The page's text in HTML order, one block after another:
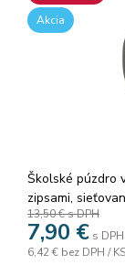
Akcia
Školské púzdro
zipsami,
pútkami po
volné uloženie
pre školákov na
13,50 €s DPH
7,90 € s
6,42 € bez DPH / KS